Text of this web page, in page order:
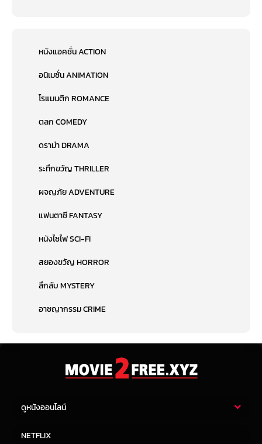
หนังแอคชั่น ACTION
อนิเมชั่น ANIMATION
โรแมนติก ROMANCE
ตลก COMEDY
ดราม่า DRAMA
ระทึกขวัญ THRILLER
ผจญภัย ADVENTURE
แฟนตาซี FANTASY
หนังไซไฟ SCI-FI
สยองขวัญ HORROR
ลึกลับ MYSTERY
อาชญากรรม CRIME
ดูหนังออนไลน์
NETFLIX